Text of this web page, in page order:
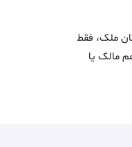
ملک، فقط
مالک یا